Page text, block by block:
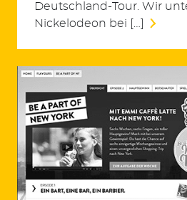
Deutschland-Tour. Wir
Nickelodeon bei […]